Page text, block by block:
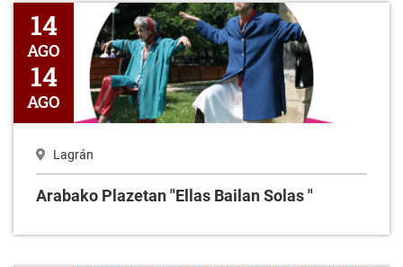
Arabako Plazetan "Ellas Bailan Solas "
14
AGO
14
AGO
Lagrán
Arabako Plazetan "Ellas Bailan Solas "